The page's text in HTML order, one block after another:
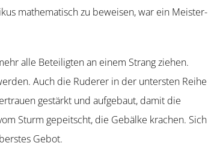
mathe­ma­tisch zu beweisen, war ein Meister­
alle Beteiligten an einem Strang ziehen.
Auch die Ruderer in der untersten Reihe
gestärkt und aufgebaut, damit die
Sturm gepeitscht, die Gebälke krachen. Sich
Gebot.